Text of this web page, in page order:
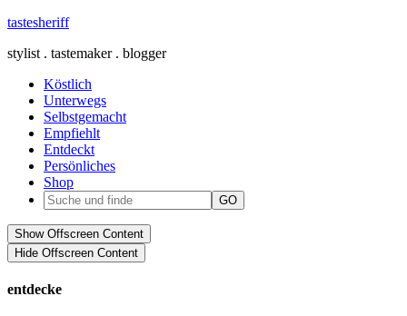
tastesheriff
stylist . tastemaker . blogger
Köstlich
Unterwegs
Selbstgemacht
Empfiehlt
Entdeckt
Persönliches
Shop
Show Offscreen Content
Hide Offscreen Content
entdecke